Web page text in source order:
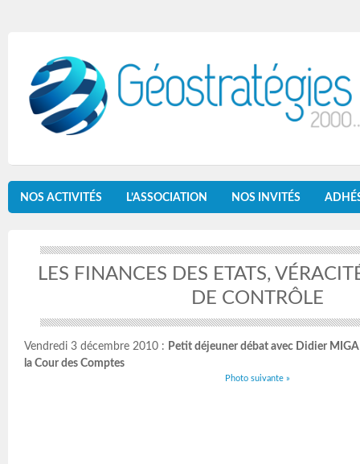
NOS ACTIVITÉS L’ASSOCIATION NOS INVITÉS
LES FINANCES DES ETATS,
DE CONTRÔLE
Vendredi 3 décembre 2010 : Petit déjeuner débat avec Didier
la Cour des Comptes
Photo suivante »